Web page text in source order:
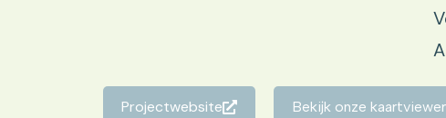
Projectwebsite Bekijk onze kaartviewer